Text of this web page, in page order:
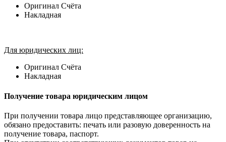
Оригинал Счёта
Накладная
Для юридических лиц:
Оригинал Счёта
Накладная
Получение товара юридическим лицом
При получении товара лицо представляющее организацию,
обязано предоставить: печать или разовую доверенность на
получение товара, паспорт.